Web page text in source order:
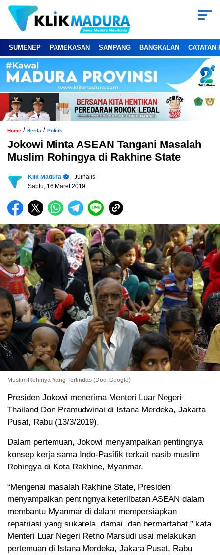
SUMENEP PAMEKASAN SAMPANG BANGKALAN CATATAN
Home / Berita / Politik
Jokowi Minta ASEAN Tangani Masalah
Muslim Rohingya di Rakhine State
Klik Madura
- Jurnalis
Sabtu, 16 Maret 2019
Muslim Rohinya Yang Tertindas (Doc. Google)
Presiden Jokowi menerima Menteri Luar Negeri
Thailand Don Pramudwinai di Istana Merdeka, Jakarta
Pusat, Rabu (13/3/2019).
Dalam pertemuan, Jokowi menyampaikan pentingnya
konsep kerja sama Indo-Pasifik terkait nasib muslim
Rohingya di Kota Rakhine, Myanmar.
“Mengenai masalah Rakhine State, Presiden
menyampaikan pentingnya keterlibatan ASEAN dalam
membantu Myanmar di dalam mempersiapkan
repatriasi yang sukarela, damai, dan bermartabat,” kata
Menteri Luar Negeri Retno Marsudi usai melakukan
pertemuan di Istana Merdeka, Jakara Pusat, Rabu